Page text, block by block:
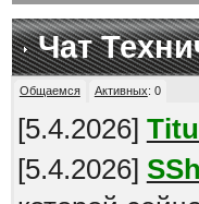
Чат
Общаемся Активных: 0
[5.4.2026]
[5.4.2026] SSh